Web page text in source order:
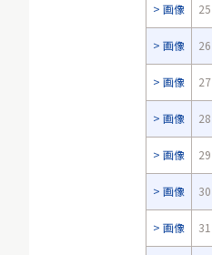
画像 25
画像 26
画像 27
画像 28
画像 29
画像 30
画像 31